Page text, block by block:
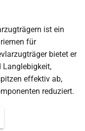
ist ein
für
bietet er
Langlebigkeit,
effektiv ab,
reduziert.